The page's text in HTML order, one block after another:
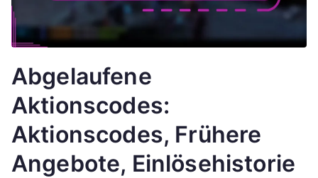
Abgelaufene
Aktionscodes:
Aktionscodes, Frühere
Angebote, Einlösehistorie